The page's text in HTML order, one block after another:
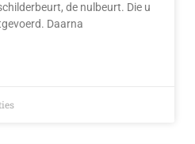
de nulbeurt. Die u
Daarna